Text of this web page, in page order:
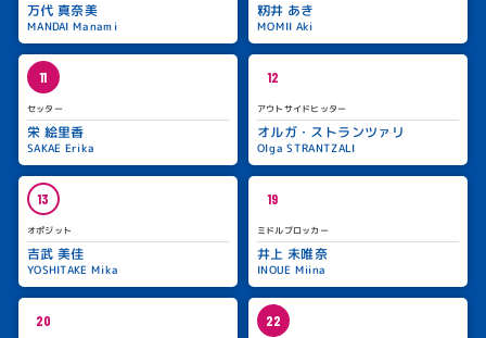
万代 真奈美
MANDAI Manami
籾井 あき
MOMII Aki
11
セッター
栄 絵里香
SAKAE Erika
12
アウトサイドヒッター
オルガ・ストランツァリ
Olga STRANTZALI
13
オポジット
吉武 美佳
YOSHITAKE Mika
19
ミドルブロッカー
井上 未唯奈
INOUE Miina
20 22